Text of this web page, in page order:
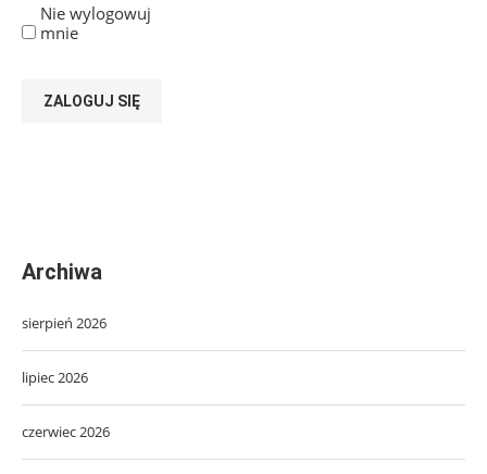
Nie wylogowuj
mnie
ZALOGUJ SIĘ
Archiwa
sierpień 2026
lipiec 2026
czerwiec 2026